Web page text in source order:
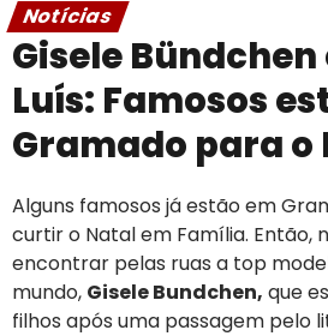
Notícias
Gisele Bündchen
Luís: Famosos
Gramado para o
Alguns famosos já estão em
curtir o Natal em Família. Então,
encontrar pelas ruas a top
mundo, Gisele Bundchen, que
filhos após uma passagem pelo